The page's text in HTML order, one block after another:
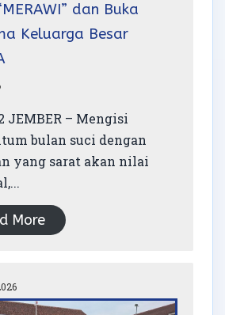
dan Buka
Keluarga Besar
JEMBER – Mengisi
bulan suci dengan
yang sarat akan nilai
More